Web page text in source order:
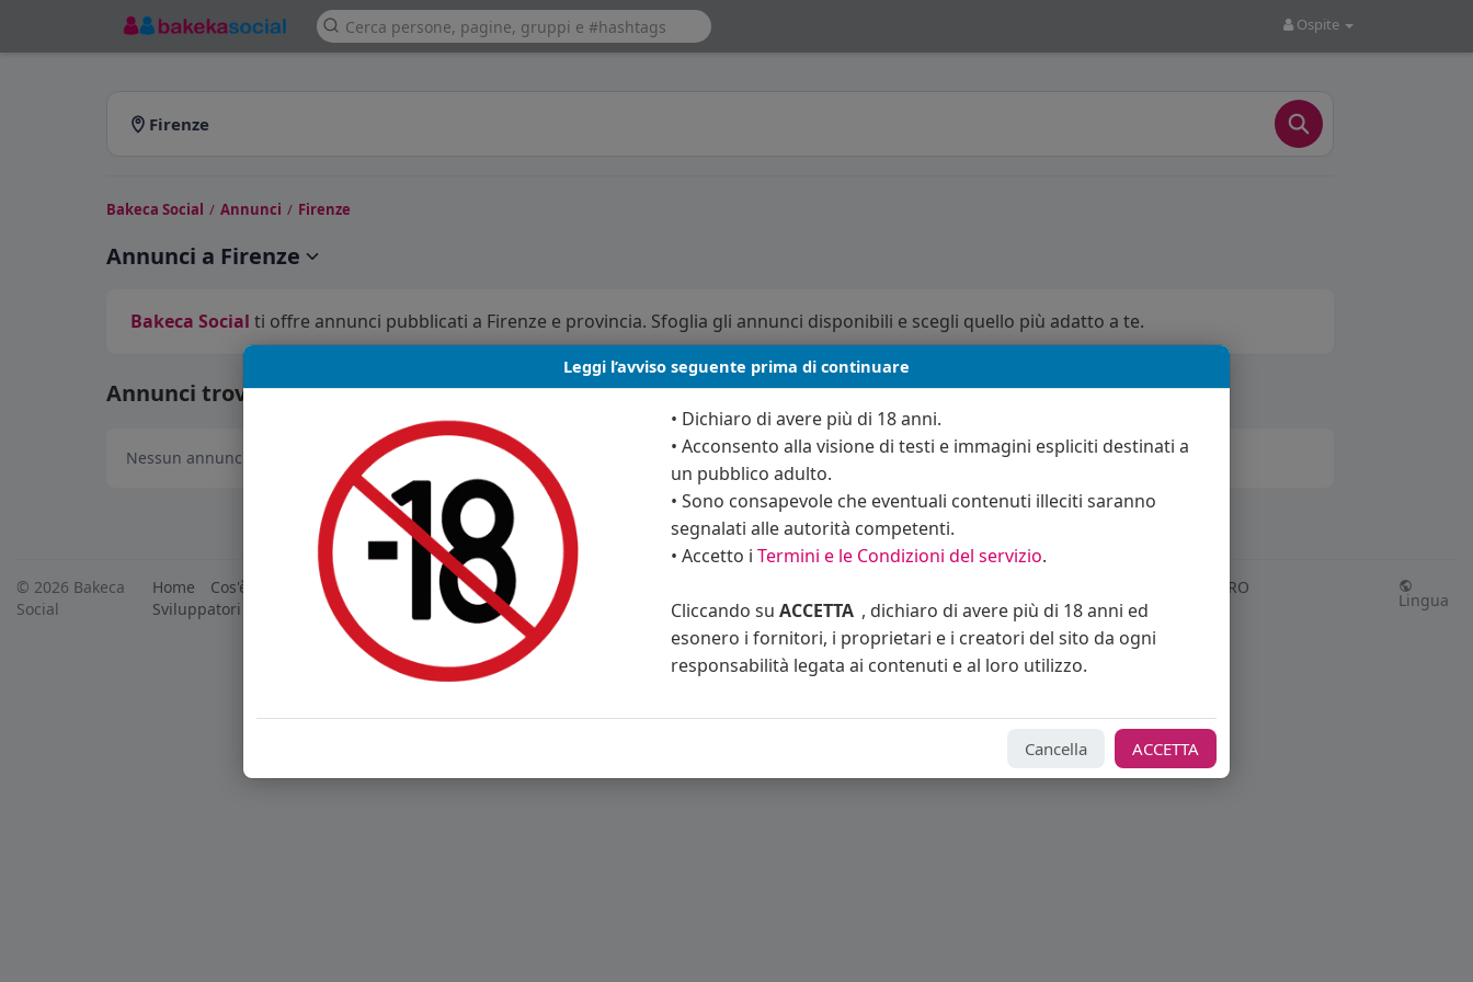
Ospite
Firenze
Bakeca Social / Annunci / Firenze
Annunci a Firenze
Bakeca Social ti offre annunci pubblicati a Firenze e provincia. Sfoglia gli annunci disponibili e scegli quello più adatto a te.
Annunci trovati: 0
Nessun annuncio disponibile in questa sezione.
© 2026 Bakeca
Social
Home Cos'è BakecaSocial Mercatino Blog Eventi
Richiedi rimborso abbonamento PRO
Sviluppatori
Centro Assistenza Supporto Lingua
Leggi l’avviso seguente prima di continuare
• Dichiaro di avere più di 18 anni.
• Acconsento alla visione di testi e immagini espliciti destinati a
un pubblico adulto.
• Sono consapevole che eventuali contenuti illeciti saranno
segnalati alle autorità competenti.
• Accetto i Termini e le Condizioni del servizio.
Cliccando su ACCETTA , dichiaro di avere più di 18 anni ed
esonero i fornitori, i proprietari e i creatori del sito da ogni
responsabilità legata ai contenuti e al loro utilizzo.
Cancella ACCETTA